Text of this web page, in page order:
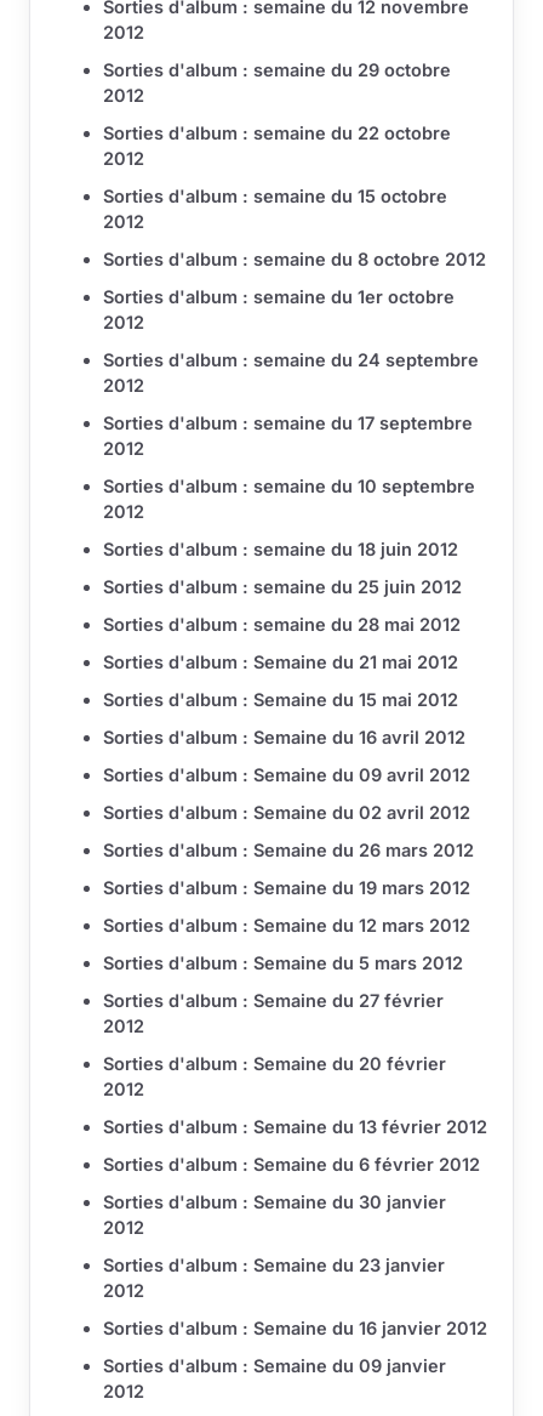
Sorties d'album : semaine du 12 novembre
2012
Sorties d'album : semaine du 29 octobre
2012
Sorties d'album : semaine du 22 octobre
2012
Sorties d'album : semaine du 15 octobre
2012
Sorties d'album : semaine du 8 octobre 2012
Sorties d'album : semaine du 1er octobre
2012
Sorties d'album : semaine du 24 septembre
2012
Sorties d'album : semaine du 17 septembre
2012
Sorties d'album : semaine du 10 septembre
2012
Sorties d'album : semaine du 18 juin 2012
Sorties d'album : semaine du 25 juin 2012
Sorties d'album : semaine du 28 mai 2012
Sorties d'album : Semaine du 21 mai 2012
Sorties d'album : Semaine du 15 mai 2012
Sorties d'album : Semaine du 16 avril 2012
Sorties d'album : Semaine du 09 avril 2012
Sorties d'album : Semaine du 02 avril 2012
Sorties d'album : Semaine du 26 mars 2012
Sorties d'album : Semaine du 19 mars 2012
Sorties d'album : Semaine du 12 mars 2012
Sorties d'album : Semaine du 5 mars 2012
Sorties d'album : Semaine du 27 février
2012
Sorties d'album : Semaine du 20 février
2012
Sorties d'album : Semaine du 13 février 2012
Sorties d'album : Semaine du 6 février 2012
Sorties d'album : Semaine du 30 janvier
2012
Sorties d'album : Semaine du 23 janvier
2012
Sorties d'album : Semaine du 16 janvier 2012
Sorties d'album : Semaine du 09 janvier
2012